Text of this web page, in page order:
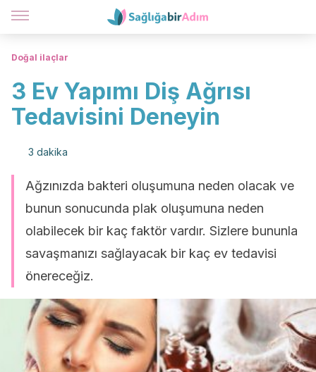
Doğal ilaçlar
3 Ev Yapımı Diş Ağrısı
Tedavisini Deneyin
3 dakika
Ağzınızda bakteri oluşumuna neden olacak ve
bunun sonucunda plak oluşumuna neden
olabilecek bir kaç faktör vardır. Sizlere bununla
savaşmanızı sağlayacak bir kaç ev tedavisi
önereceğiz.